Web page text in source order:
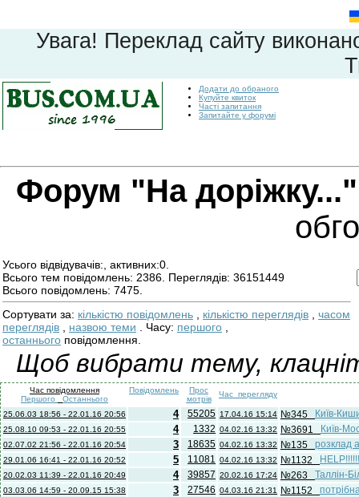
Увага! Переклад сайту
Додати до обраного
Купуйте квиток
Часті запитання
Запитайте у форумі
Форум "На доріжку..."
Усього відвідувачів:, активних:0.
Всього тем повідомлень: 2386. Переглядів: 36151449
Всього повідомлень: 7475.
Сортувати за: кількістю повідомлень кількістю переглядів
часом
переглядів
назвою теми . Часу: першого
останнього повідомлення.
Щоб вибрати тему,
Час повідомлення
Першого
Останнього
Повідомлень
Прос
мотрів
Час_перегляду
25.06.03 18:56 - 22.01.16 20:56 4 55205 17.04.16 15:14 №345 Київ-
25.08.10 09:53 - 22.01.16 20:55 4 1332 04.02.16 13:32 №3691 Київ-
02.07.02 21:56 - 22.01.16 20:54 3 18635 04.02.16 13:32 №135 розклад
29.01.06 16:41 - 22.01.16 20:52 5 11081 04.02.16 13:32 №1132
20.02.03 11:39 - 22.01.16 20:49 4 39857 20.02.16 17:24 №263 Таллін-
03.03.06 14:59 - 20.09.15 15:38 3 27546 04.03.16 21:31 №1152